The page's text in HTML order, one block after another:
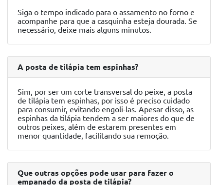
Siga o tempo indicado para o assamento no forno e
acompanhe para que a casquinha esteja dourada. Se
necessário, deixe mais alguns minutos.
A posta de tilápia tem espinhas?
Sim, por ser um corte transversal do peixe, a posta
de tilápia tem espinhas, por isso é preciso cuidado
para consumir, evitando engoli-las. Apesar disso, as
espinhas da tilápia tendem a ser maiores do que de
outros peixes, além de estarem presentes em
menor quantidade, facilitando sua remoção.
Que outras opções pode usar para fazer o
empanado da posta de tilápia?